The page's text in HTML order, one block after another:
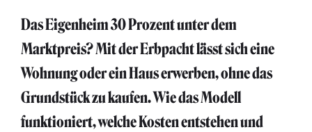
Das Eigenheim 30 Prozent unter dem
Marktpreis? Mit der Erbpacht lässt sich eine
Wohnung oder ein Haus erwerben, ohne das
Grundstück zu kaufen. Wie das Modell
funktioniert, welche Kosten entstehen und